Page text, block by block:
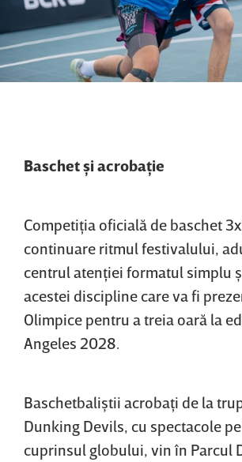
Baschet şi acrobaţie
Competiţia oficială de baschet
continuare ritmul festivalului,
centrul atenţiei formatul simplu
acestei discipline care va fi
Olimpice pentru a treia oară la
Angeles 2028.
Baschetbaliştii acrobaţi de la
Dunking Devils, cu spectacole
cuprinsul globului, vin în Parcul